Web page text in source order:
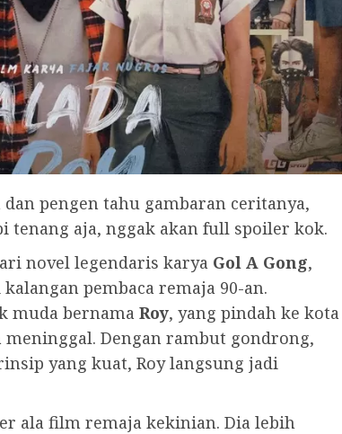
pengen tahu gambaran ceritanya,
tenang aja, nggak akan full spoiler kok.
novel legendaris karya Gol A Gong,
pembaca remaja 90-an.
muda bernama Roy, yang pindah ke kota
Dengan rambut gondrong,
yang kuat, Roy langsung jadi
ala film remaja kekinian. Dia lebih